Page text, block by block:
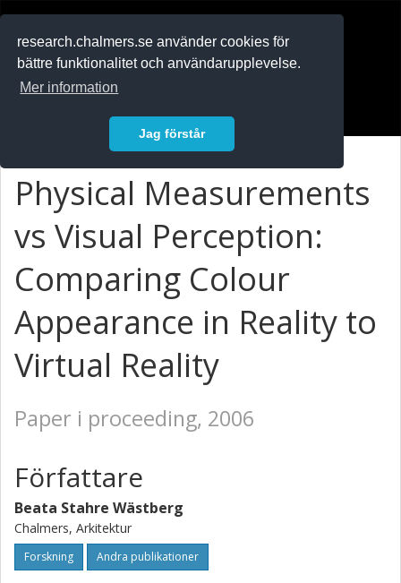
research.chalmers.se använder cookies för
bättre funktionalitet och användarupplevelse.
Mer information
Jag förstår
Physical Measurements
vs Visual Perception:
Comparing Colour
Appearance in Reality to
Virtual Reality
Paper i proceeding, 2006
Författare
Beata Stahre Wästberg
Chalmers, Arkitektur
Forskning Andra publikationer